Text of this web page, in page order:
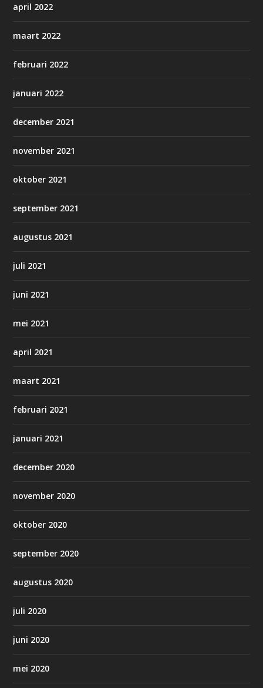
april 2022
maart 2022
februari 2022
januari 2022
december 2021
november 2021
oktober 2021
september 2021
augustus 2021
juli 2021
juni 2021
mei 2021
april 2021
maart 2021
februari 2021
januari 2021
december 2020
november 2020
oktober 2020
september 2020
augustus 2020
juli 2020
juni 2020
mei 2020